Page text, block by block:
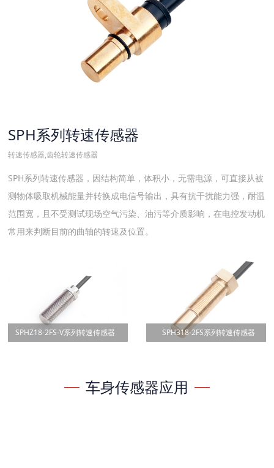
SPH系列转速传感器
转速传感器,齿轮转速传感器
SPH系列转速传感器，因结构简单，体积小，无需电源，可直接从被
测物体吸取机械能量并转换成电信号输出，具有抗干扰能力强，耐温
范围宽，且不受测试现场空气污染、油污等介质影响，在电控发动机
常用来判断目前的曲轴的转速及位置。
SPHZ18-2FS-V系列转速传感器 SPH318-2FS系列转速传感器
车身传感器应用